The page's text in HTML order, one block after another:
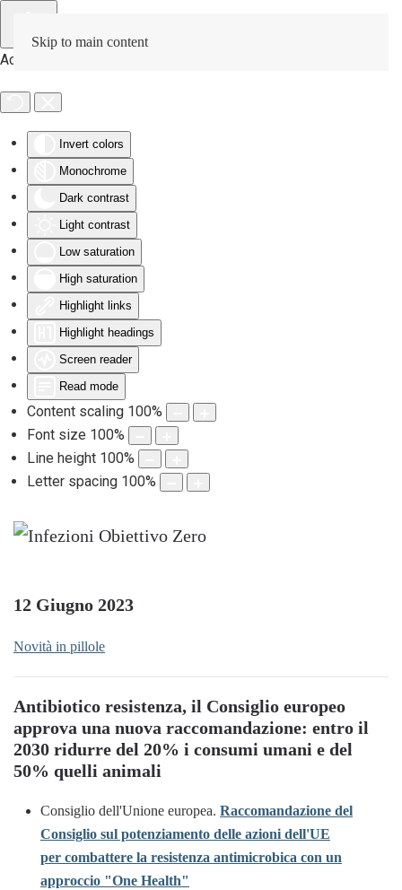
Accessibility Tools
Invert colors
Monochrome
Dark contrast
Light contrast
Low saturation
High saturation
Highlight links
Highlight headings
Screen reader
Read mode
Content scaling 100%
Font size 100%
Line height 100%
Letter spacing 100%
Skip to main content
12 Giugno 2023
Novità in pillole
Antibiotico resistenza, il Consiglio europeo
approva una nuova raccomandazione: entro il
2030 ridurre del 20% i consumi umani e del
50% quelli animali
Consiglio dell'Unione europea. Raccomandazione del
Consiglio sul potenziamento delle azioni dell'UE
per combattere la resistenza antimicrobica con un
approccio "One Health"